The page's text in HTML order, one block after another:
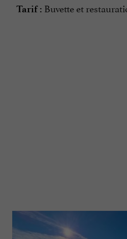
Tarif : Buvette et